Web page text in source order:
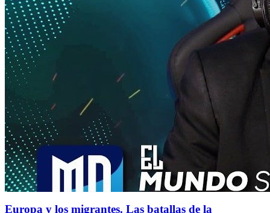
Europa y los migrantes. Las batallas de la